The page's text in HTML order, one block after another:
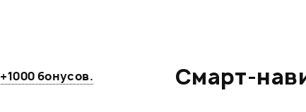
+1000 бонусов. Смарт-